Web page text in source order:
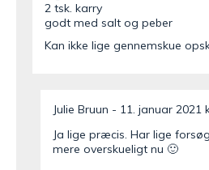
2 tsk. karry
godt med salt og peber
Kan ikke lige gennemskue
Julie Bruun
11. januar 2021
Ja lige præcis. Har lige
mere overskueligt nu 🙂